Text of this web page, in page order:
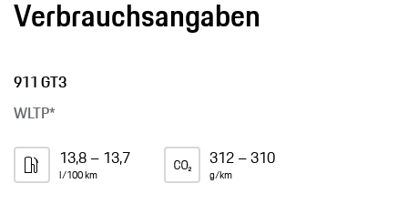
Verbrauchsangaben
911 GT3
WLTP*
13,8 – 13,7
l/100 km
312 – 310
g/km